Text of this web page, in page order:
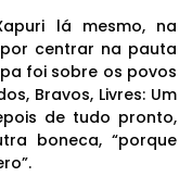
lá mesmo, na
centrar na pauta
foi sobre os povos
Bravos, Livres: Um
de tudo pronto,
boneca, “porque